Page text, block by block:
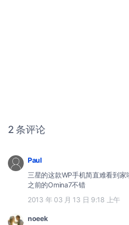
2 条评论
Paul
三星的这款WP手机简直难看到
之前的Omina7不错
2013 年 03 月 13 日 9:18 上午
noeek